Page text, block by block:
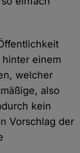
einem
welcher
also
kein
Vorschlag der